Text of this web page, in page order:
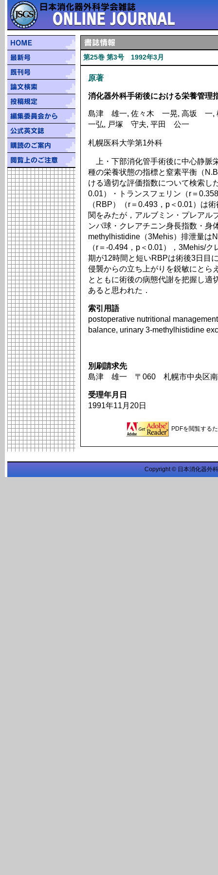
第25巻 第3号 1992年3月
原著
消化器外科手術後における栄養管理
島津 雄一, 佐々木 一晃, 高坂
一弘, 戸塚 守夫, 平田 公一
札幌医科大学第1外科
上・下部消化管手術後に中心静脈
種の栄養状態の指標と窒素平衡（
ける適切な評価指数について検索し
0.01）・トランスフェリン（r＝
（RBP）（r＝0.493，p＜0.01）は
関をみたが，アルブミン・プレアル
ンパ球・クレアチニン身長指数・身
methylhistidine（3Mehis）排泄量は
（r＝-0.494，p＜0.01），3Mehis/
期が12時間と短いRBPは術後3日目
侵襲からの立ち上がりを鋭敏にとら
とともに術後の病態代謝を把握し適
あると思われた．
索引用語
postoperative nutritional
balance, urinary 3-methylhistidine
別刷請求先
島津 雄一 〒060 札幌市中央区南
受理年月日
1991年11月20日
PDFを閲覧する
Copyright © 日本消化器外